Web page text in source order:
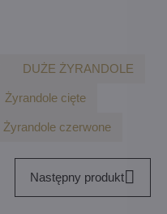
DUŻE ŻYRANDOLE
Żyrandole cięte
Żyrandole czerwone
Następny produkt